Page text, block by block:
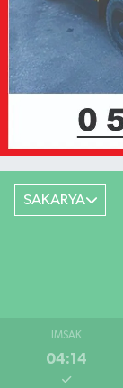
SAKARYA
İMSAK
04:14